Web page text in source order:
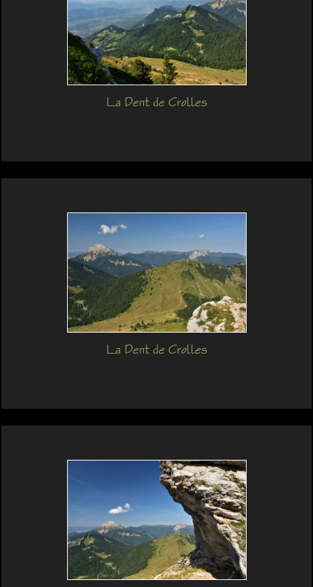
La Dent de Crolles
La Dent de Crolles